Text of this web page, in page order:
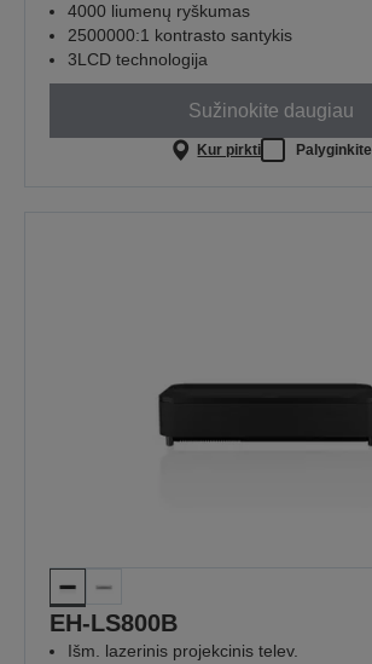
4000 liumenų ryškumas
2500000:1 kontrasto santykis
3LCD technologija
Sužinokite daugiau
Kur pirkti Palyginkite
EH-LS800B
Išm. lazerinis projekcinis telev.